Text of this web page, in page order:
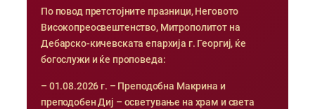
По повод претстојните празници, Неговото
Високопреосвештенство, Митрополитот на
Дебарско-кичевската епархија г. Георгиј, ќе
богослужи и ќе проповеда:
– 01.08.2026 г. – Преподобна Макрина и
преподобен Диј – осветување на храм и света